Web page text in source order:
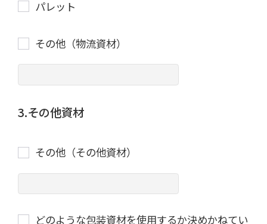
パレット
その他（物流資材）
3.その他資材
その他（その他資材）
どのような包装資材を使用するか決めかねてい